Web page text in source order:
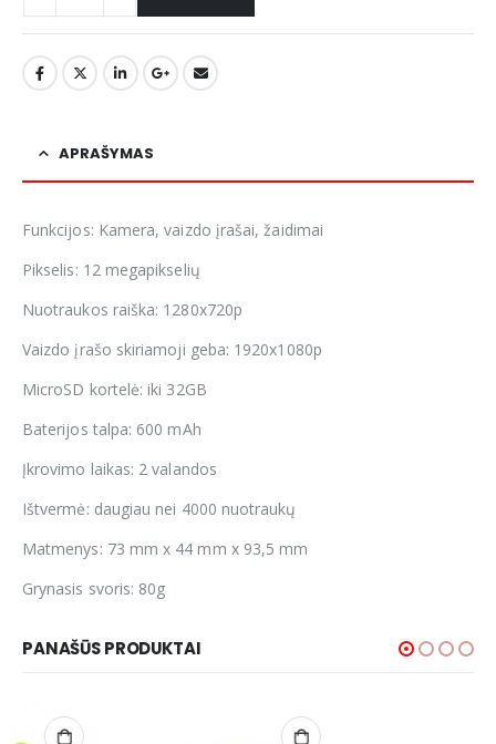
APRAŠYMAS
Funkcijos: Kamera, vaizdo įrašai, žaidimai
Pikselis: 12 megapikselių
Nuotraukos raiška: 1280x720p
Vaizdo įrašo skiriamoji geba: 1920x1080p
MicroSD kortelė: iki 32GB
Baterijos talpa: 600 mAh
Įkrovimo laikas: 2 valandos
Ištvermė: daugiau nei 4000 nuotraukų
Matmenys: 73 mm x 44 mm x 93,5 mm
Grynasis svoris: 80g
PANAŠŪS PRODUKTAI